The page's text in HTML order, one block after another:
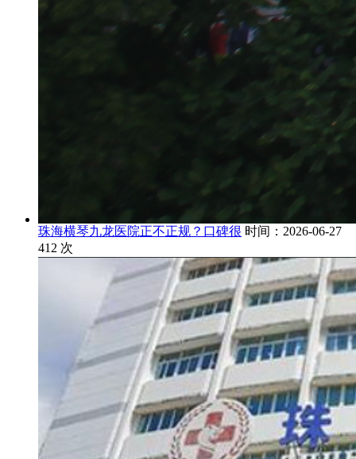
珠海横琴九龙医院正不正规？口碑很 时间：2026-06-27
412 次